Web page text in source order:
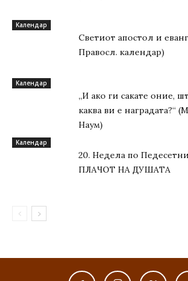
Kалендар
Светиот апостол и
Правосл. календар)
Kалендар
„И ако ги сакате оние,
каква ви е наградата?“
Наум)
Kалендар
20. Недела по
ПЛАЧОТ НА ДУШАТА